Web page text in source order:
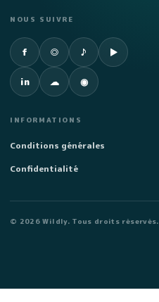
NOUS SUIVRE
f
Facebook
◎
Instagram♪
TikTok ▶
YouTube
in
LinkedIn ☁
SoundCloud
◉
Spotify
INFORMATIONS
Conditions générales
Confidentialité
© 2026 Wildly. Tous droits réservés.